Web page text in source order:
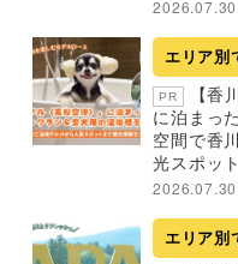
2026.07.30
エリア別
PR
【香
に泊まっ
空間で香
光スポッ
2026.07.30
エリア別